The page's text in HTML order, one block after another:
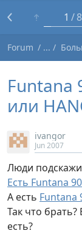
1 8
Forum
Funtana
или
ivangor
Jun 2007
Люди
Есть Funtana
А есть Funtana
Так что
есть?